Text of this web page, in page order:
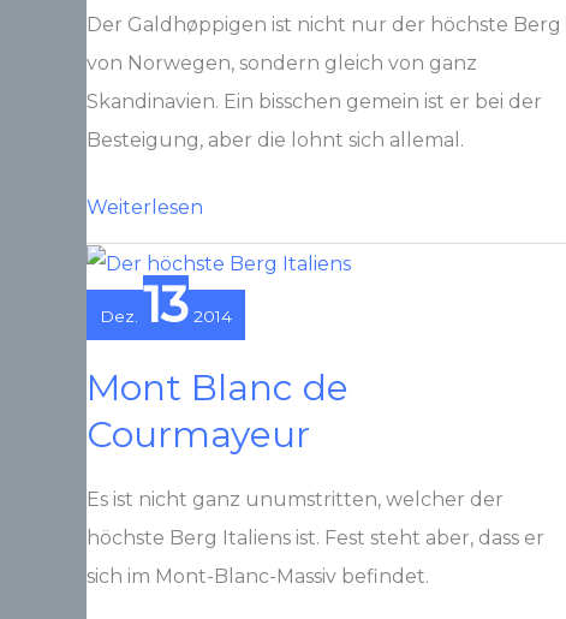
Der Galdhøppigen ist nicht nur der höchste Berg
von Norwegen, sondern gleich von ganz
Skandinavien. Ein bisschen gemein ist er bei der
Besteigung, aber die lohnt sich allemal.
Galdhøppigen
Weiterlesen
Dez. 13 2014
Mont Blanc de
Courmayeur
Es ist nicht ganz unumstritten, welcher der
höchste Berg Italiens ist. Fest steht aber, dass er
sich im Mont-Blanc-Massiv befindet.